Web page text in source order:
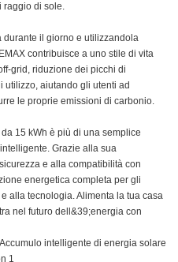
raggio di sole.
durante il giorno e utilizzandola
contribuisce a uno stile di vita
grid, riduzione dei picchi di
utilizzo, aiutando gli utenti ad
le proprie emissioni di carbonio.
15 kWh è più di una semplice
Grazie alla sua
e alla compatibilità con
energetica completa per gli
alla tecnologia. Alimenta la tua casa
nel futuro dell&39;energia con